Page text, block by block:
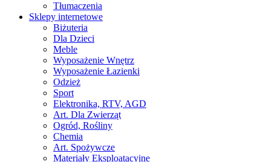
Tłumaczenia
Sklepy internetowe
Biżuteria
Dla Dzieci
Meble
Wyposażenie Wnętrz
Wyposażenie Łazienki
Odzież
Sport
Elektronika, RTV, AGD
Art. Dla Zwierząt
Ogród, Rośliny
Chemia
Art. Spożywcze
Materiały Eksploatacyjne